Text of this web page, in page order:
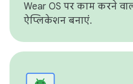
Wear OS पर काम करने
ऐप्लिकेशन बनाएं.